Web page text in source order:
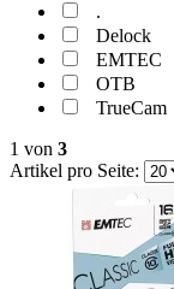
.
Delock
EMTEC
OTB
TrueCam
1 von 3
Artikel pro Seite: